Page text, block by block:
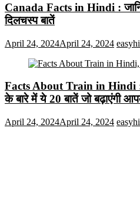
Canada Facts in Hindi :
दिलचस्प बातें
April 24, 2024April 24, 2024
Facts About Train in Hindi :
के बारे में ये 20 बातें जो बढ़ाएंगी
April 24, 2024April 24, 2024